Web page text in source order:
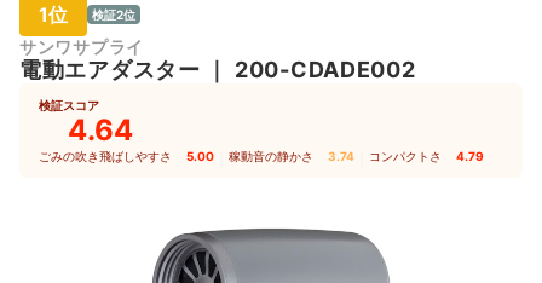
1位 検証2位
サンワサプライ
電動エアダスター ｜ 200-CDADE002
検証スコア
4.64
ごみの吹き飛ばしやすさ 5.00 稼動音の静かさ 3.74 コンパクトさ 4.79